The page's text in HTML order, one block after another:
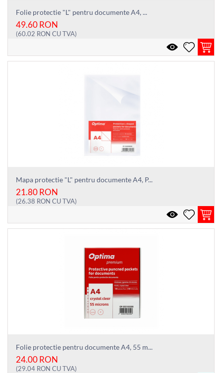
Folie protectie "L" pentru documente A4, ...
49.60RON
(60.02 RON CU TVA)
Mapa protectie "L" pentru documente A4, P...
21.80RON
(26.38 RON CU TVA)
Folie protectie pentru documente A4, 55 m...
24.00RON
(29.04 RON CU TVA)